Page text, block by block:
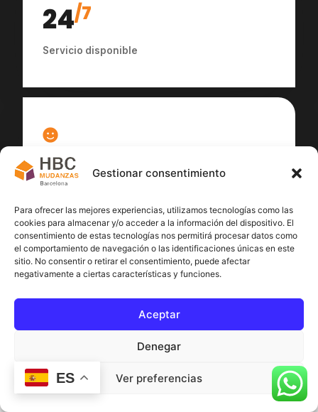
Gestionar consentimiento
Para ofrecer las mejores experiencias, utilizamos tecnologías como las
cookies para almacenar y/o acceder a la información del dispositivo. El
consentimiento de estas tecnologías nos permitirá procesar datos como
el comportamiento de navegación o las identificaciones únicas en este
sitio. No consentir o retirar el consentimiento, puede afectar
negativamente a ciertas características y funciones.
Aceptar
Denegar
Ver preferencias
24/7
Servicio disponible
100
ES